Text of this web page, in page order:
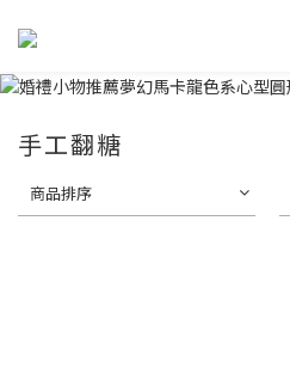
手工翻糖
商品排序